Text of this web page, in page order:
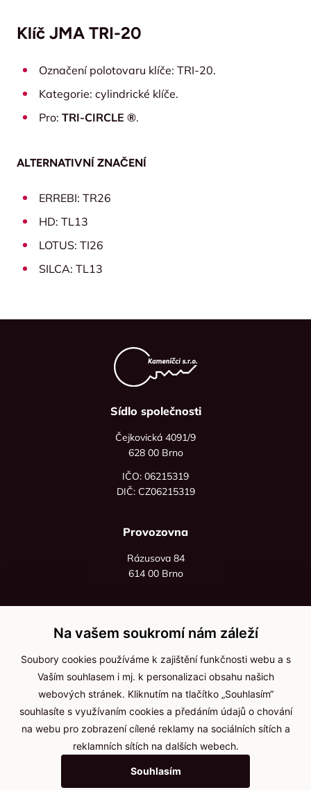
Klíč JMA TRI-20
Označení polotovaru klíče: TRI-20.
Kategorie: cylindrické klíče.
Pro: TRI-CIRCLE ®.
ALTERNATIVNÍ ZNAČENÍ
ERREBI: TR26
HD: TL13
LOTUS: TI26
SILCA: TL13
Sídlo společnosti
Čejkovická 4091/9
628 00 Brno
IČO: 06215319
DIČ: CZ06215319
Provozovna
Rázusova 84
614 00 Brno
+420 736 535 066
Po - pá: 8:00 - 16:00
info@jma-kam.cz
Důležité informace
Ochrana osobních údajů
Cookies
Na vašem soukromí nám záleží
Soubory cookies používáme k zajištění funkčnosti webu a s
Vaším souhlasem i mj. k personalizaci obsahu našich
webových stránek. Kliknutím na tlačítko „Souhlasím“
souhlasíte s využívaním cookies a předáním údajů o chování
na webu pro zobrazení cílené reklamy na sociálních sítích a
reklamních sítích na dalších webech.
Souhlasím